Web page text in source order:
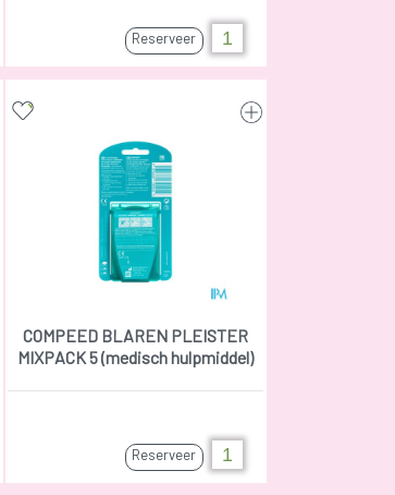
Reserveer
COMPEED BLAREN PLEISTER
MIXPACK 5 (medisch hulpmiddel)
Reserveer